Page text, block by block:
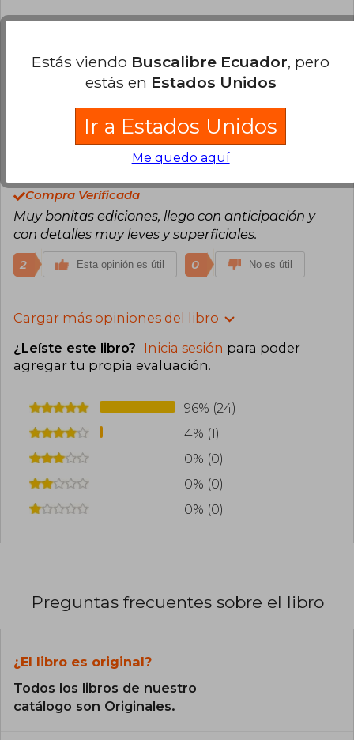
Compra Verificada
Tal cual la foto.
Esta opinión es útil No es útil
Lunes 16 de Septiembre,
2024
Compra Verificada
Muy bonitas ediciones, llego con anticipación y
con detalles muy leves y superficiales.
2 Esta opinión es útil 0 No es útil
Cargar más opiniones del libro
¿Leíste este libro? Inicia sesión para poder
agregar tu propia evaluación.
96% (24)
4% (1)
0% (0)
0% (0)
0% (0)
Preguntas frecuentes sobre el libro
¿El libro es original?
Todos los libros de nuestro
catálogo son Originales.
Estás viendo Buscalibre Ecuador, pero
estás en Estados Unidos
Ir a Estados Unidos
Me quedo aquí